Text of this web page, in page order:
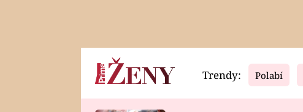
Horoskopy Video
Trendy: Polabí